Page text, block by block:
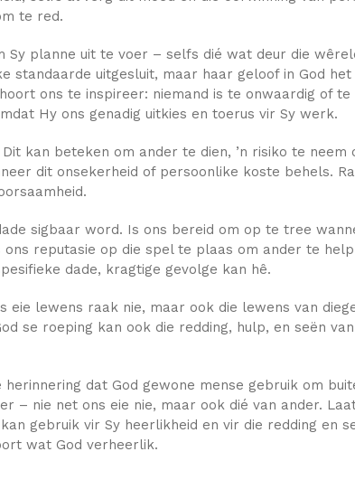
te red.
Sy planne uit te voer – selfs dié wat deur die
standaarde uitgesluit, maar haar geloof in God
ons te inspireer: niemand is te onwaardig of
Hy ons genadig uitkies en toerus vir Sy werk.
kan beteken om ander te dien, ’n risiko te
dit onsekerheid of persoonlike koste behels.
sigbaar word. Is ons bereid om op te tree
reputasie op die spel te plaas om ander te
dade, kragtige gevolge kan hê.
lewens raak nie, maar ook die lewens van
se roeping kan ook die redding, hulp, en seën
dat God gewone mense gebruik om
nie net ons eie nie, maar ook dié van ander.
gebruik vir Sy heerlikheid en vir die redding en
wat God verheerlik.